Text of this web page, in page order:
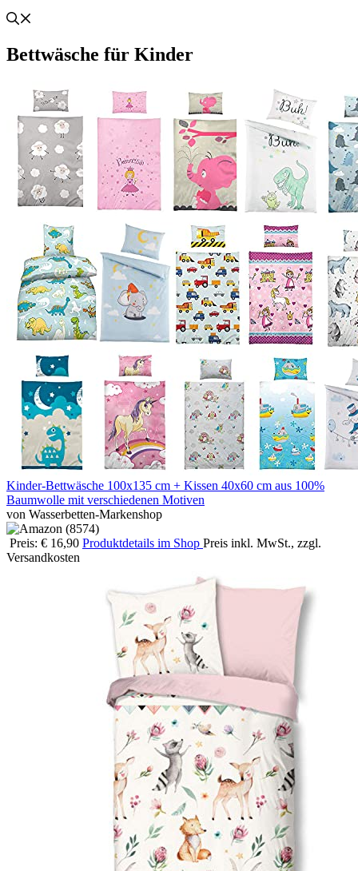
Bettwäsche für Kinder
Kinder-Bettwäsche 100x135 cm + Kissen 40x60 cm aus 100%
Baumwolle mit verschiedenen Motiven
von Wasserbetten-Markenshop
Preis: € 16,90 Produktdetails im Shop Preis inkl. MwSt., zzgl.
Versandkosten